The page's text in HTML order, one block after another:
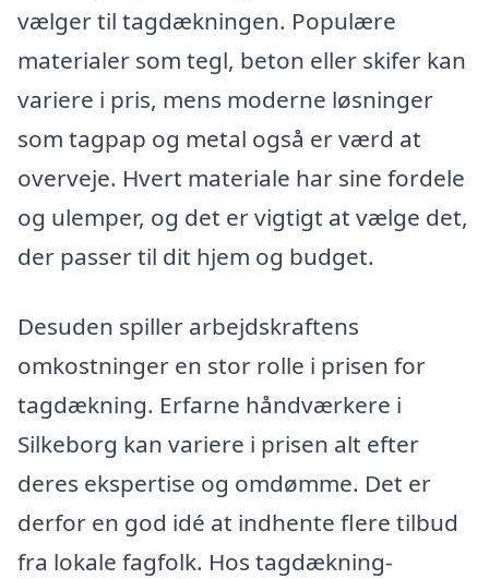
vælger til tagdækningen. Populære
materialer som tegl, beton eller skifer kan
variere i pris, mens moderne løsninger
som tagpap og metal også er værd at
overveje. Hvert materiale har sine fordele
og ulemper, og det er vigtigt at vælge det,
der passer til dit hjem og budget.
Desuden spiller arbejdskraftens
omkostninger en stor rolle i prisen for
tagdækning. Erfarne håndværkere i
Silkeborg kan variere i prisen alt efter
deres ekspertise og omdømme. Det er
derfor en god idé at indhente flere tilbud
fra lokale fagfolk. Hos tagdækning-